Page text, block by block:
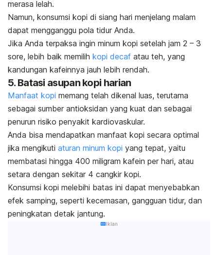
merasa lelah.
Namun, konsumsi kopi di siang hari menjelang malam
dapat mengganggu pola tidur Anda.
Jika Anda terpaksa ingin minum kopi setelah jam 2 – 3
sore, lebih baik memilih kopi decaf atau teh, yang
kandungan kafeinnya jauh lebih rendah.
5. Batasi asupan kopi harian
Manfaat kopi memang telah dikenal luas, terutama
sebagai sumber antioksidan yang kuat dan sebagai
penurun risiko penyakit kardiovaskular.
Anda bisa mendapatkan manfaat kopi secara optimal
jika mengikuti aturan minum kopi yang tepat, yaitu
membatasi hingga 400 miligram kafein per hari, atau
setara dengan sekitar 4 cangkir kopi.
Konsumsi kopi melebihi batas ini dapat menyebabkan
efek samping, seperti kecemasan, gangguan tidur, dan
peningkatan detak jantung.
Iklan